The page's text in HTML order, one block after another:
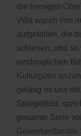
die hiesigen
Villa waren ihm
aufgefallen, die
schienen, und
eindringlichen
Kulturgüter
gelang es uns
Spiegelfeld,
gesamte Serie
Gewerkenfamilie